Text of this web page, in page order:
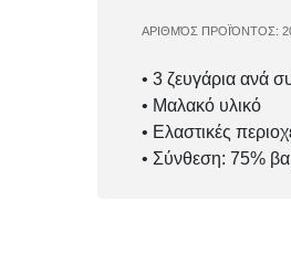
ΑΡΙΘΜΌΣ ΠΡΟΪΌΝΤΟΣ:
• 3 ζευγάρια ανά
• Μαλακό υλικό
• Ελαστικές
• Σύνθεση: 75%